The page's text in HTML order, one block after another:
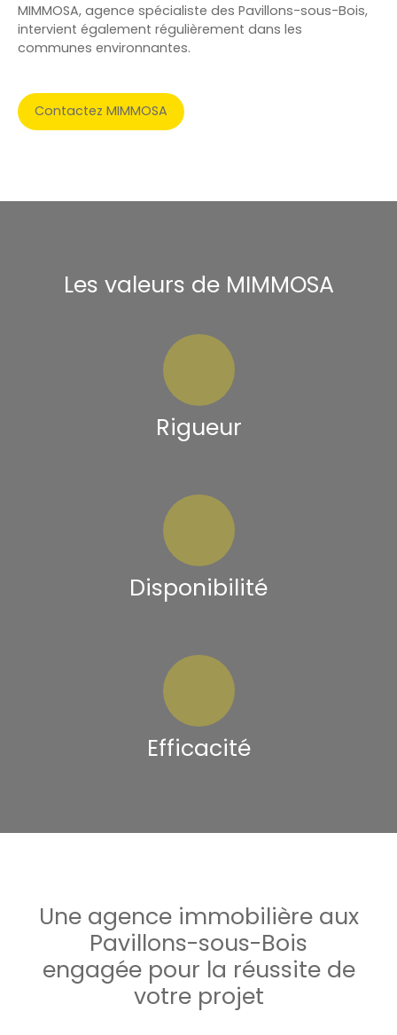
MIMMOSA, agence spécialiste des Pavillons-sous-Bois,
intervient également régulièrement dans les
communes environnantes.
Contactez MIMMOSA
Les valeurs de MIMMOSA
Rigueur
Disponibilité
Efficacité
Une agence immobilière aux
Pavillons-sous-Bois
engagée pour la réussite de
votre projet